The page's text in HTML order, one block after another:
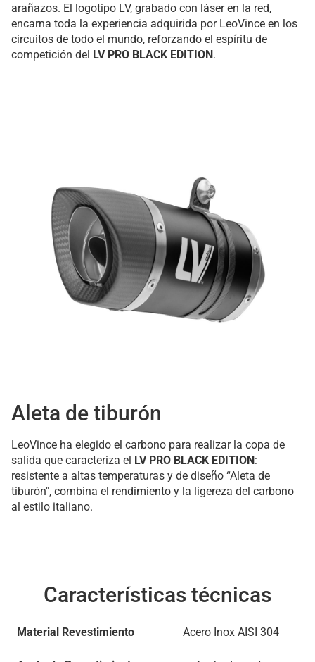
arañazos. El logotipo LV, grabado con láser en la red,
encarna toda la experiencia adquirida por LeoVince en los
circuitos de todo el mundo, reforzando el espíritu de
competición del LV PRO BLACK EDITION.
Aleta de tiburón
LeoVince ha elegido el carbono para realizar la copa de
salida que caracteriza el LV PRO BLACK EDITION:
resistente a altas temperaturas y de diseño “Aleta de
tiburón", combina el rendimiento y la ligereza del carbono
al estilo italiano.
Características técnicas
Material Revestimiento Acero Inox AISI 304